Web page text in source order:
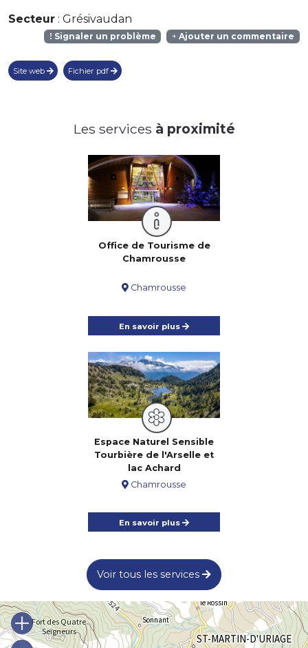
Secteur : Grésivaudan
Signaler un problème Ajouter un commentaire
Site web Fichier pdf
Les services à proximité
Office de Tourisme de
Chamrousse
Chamrousse
En savoir plus
Espace Naturel Sensible
Tourbière de l'Arselle et
lac Achard
Chamrousse
En savoir plus
Voir tous les services